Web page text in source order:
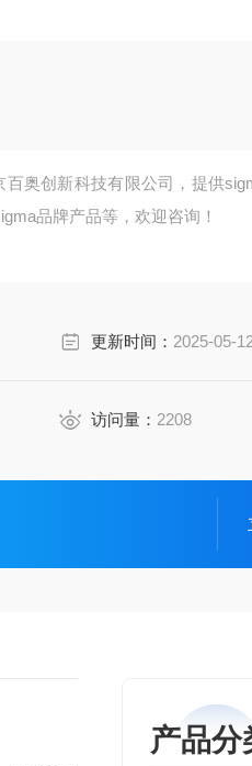
奥创新科技有限公司，提供
品牌产品等，欢迎咨询！
更新时间： 2025-05-
访问量： 2208
产品分